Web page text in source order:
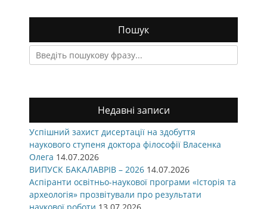
Пошук
Search
for:
Недавні записи
Успішний захист дисертації на здобуття
наукового ступеня доктора філософії Власенка
Олега 14.07.2026
ВИПУСК БАКАЛАВРІВ – 2026 14.07.2026
Аспіранти освітньо-наукової програми «Історія та
археологія» прозвітували про результати